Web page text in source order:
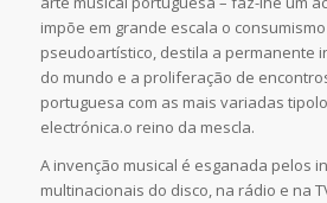
impõe em grande escala o
pseudoartístico, destila a permanente
do mundo e a proliferação de
portuguesa com as mais variadas
electrónica.o reino da mescla.
A invenção musical é esganada pelos
multinacionais do disco, na rádio e na